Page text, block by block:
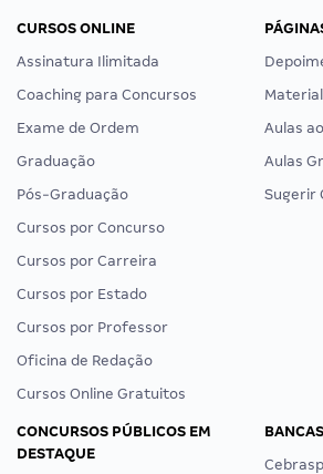
CURSOS ONLINE
Assinatura Ilimitada
Coaching para Concursos
Exame de Ordem
Graduação
Pós-Graduação
Cursos por Concurso
Cursos por Carreira
Cursos por Estado
Cursos por Professor
Oficina de Redação
Cursos Online Gratuitos
Aulas
Aulas
Sugerir
CONCURSOS PÚBLICOS EM
DESTAQUE